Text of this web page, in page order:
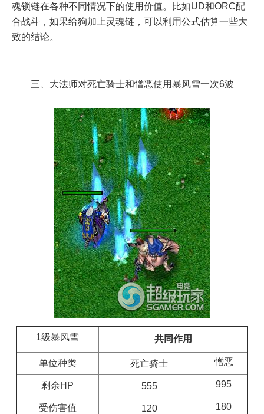
魂锁链在各种不同情况下的使用价值。比如UD和ORC配
合战斗，如果给狗加上灵魂链，可以利用公式估算一些大
致的结论。
三、大法师对死亡骑士和憎恶使用暴风雪一次6波
1级暴风雪 共同作用
单位种类 死亡骑士 憎恶
剩余HP 555 995
受伤害值 120 180